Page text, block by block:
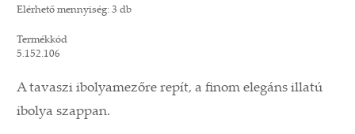
Elérhető mennyiség: 3 db
Termékkód
5.152.106
A tavaszi ibolyamezőre repít, a finom elegáns illatú
ibolya szappan.